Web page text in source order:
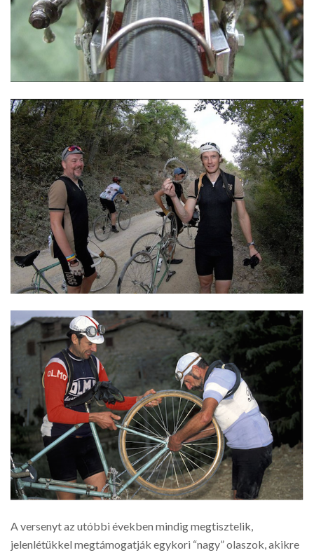
A versenyt az utóbbi években mindig megtisztelik,
jelenlétükkel megtámogatják egykori “nagy” olaszok, akikre